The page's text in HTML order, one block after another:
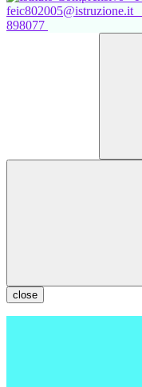
feic802005@istruzione.it
898077
close